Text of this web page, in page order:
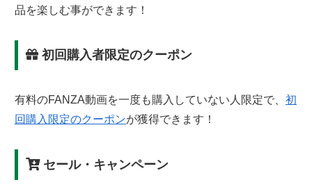
品を楽しむ事ができます！
初回購入者限定のクーポン
有料のFANZA動画を一度も購入していない人限定で、 初
回購入限定のクーポンが獲得できます！
セール・キャンペーン